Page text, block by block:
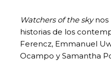
Watchers of the sky
historias de los
Ferencz, Emmanuel
Ocampo y Samantha